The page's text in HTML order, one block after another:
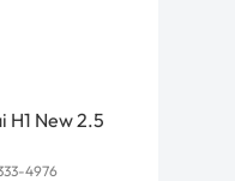
H1 New 2.5
4976